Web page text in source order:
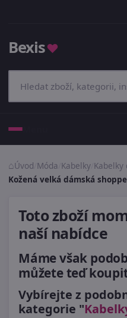
Bexis♥
Úvod Móda Kabelky Kabelky
Kožená velká dámská
Toto zboží
naší nabídce
Máme však
můžete teď
Vybírejte z
kategorie "